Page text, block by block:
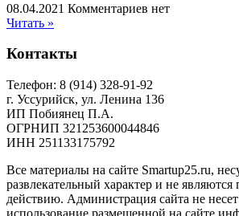
08.04.2021 Комментариев нет
Читать »
Контакты
Телефон: 8 (914) 328-91-92
г. Уссурийск, ул. Ленина 136
ИП Побиянец П.А.
ОГРНИП 321253600044846
ИНН 251133175792
Все материалы на сайте Smartup25.ru,
развлекательный характер и не
действию. Администрация сайта не несет
использование размещенной на сайте